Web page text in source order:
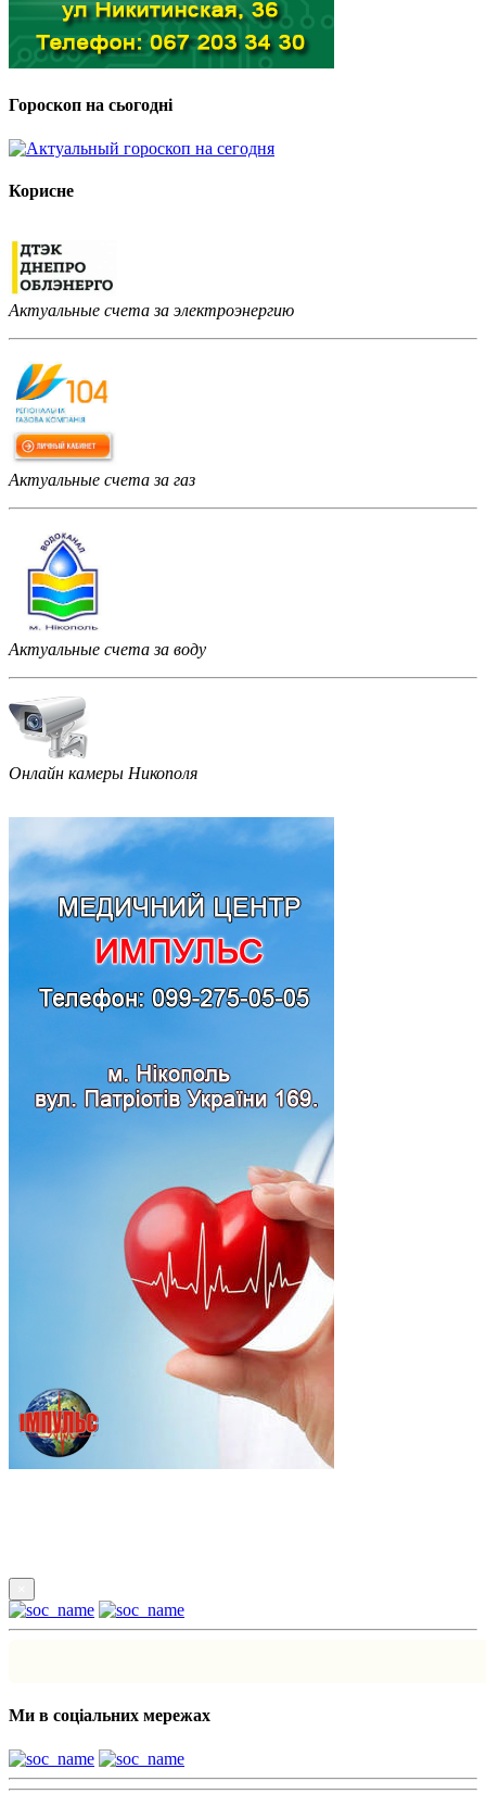
Гороскоп на сьогодні
Корисне
Актуальные счета за электроэнергию
Актуальные счета за газ
Актуальные счета за воду
Онлайн камеры Никополя
Ми в соціальних мережах